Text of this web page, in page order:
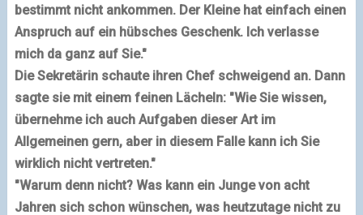
bestimmt nicht ankommen. Der Kleine hat einfach einen
Anspruch auf ein hübsches Geschenk. Ich verlasse
mich da ganz auf Sie."
Die Sekretärin schaute ihren Chef schweigend an. Dann
sagte sie mit einem feinen Lächeln: "Wie Sie wissen,
übernehme ich auch Aufgaben dieser Art im
Allgemeinen gern, aber in diesem Falle kann ich Sie
wirklich nicht vertreten."
"Warum denn nicht? Was kann ein Junge von acht
Jahren sich schon wünschen, was heutzutage nicht zu